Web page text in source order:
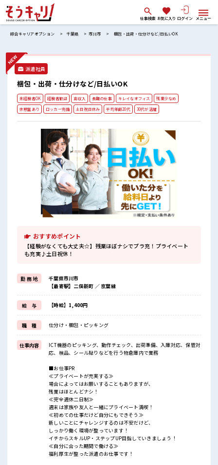
仕事検索 お気に入り ログイン メニュー
綜合キャリアオプション 千葉県 市川市 梱包・出荷・仕分けなど/日払いOK
派遣社員
梱包・出荷・仕分けなど/日払いOK
未経験者OK 経験者歓迎 高収入 長期の仕事 キレイなオフィス
残業少なめ
休憩室あり
ロッカー完備 土日祝日休み 平均年齢20代 30代が活躍
おすすめポイント
【経験がなくても大丈夫☆】残業ほぼナシでプラ充！プライベート
も充実♪土日祝休！
勤 務 地
千葉県市川市
【最寄駅】二俣新町 ／ 京葉線
給 与 【時給】1,400円
職 種 仕分け・梱包・ピッキング
仕事内容
ICT機器のピッキング、動作チェック、出荷準備、入庫対応、保管対
応、検品、シール貼りなどを行う物倉庫内で業務
■お仕事PR
≪プライベートが充実する≫
場合によってはお願いすることもありますが、
残業はほとんどナシ！
≪完全週休二日制≫
週末は家族や友人と一緒にプライベート満喫！
≪初めての仕事だけど自分にもできそう≫
新しいことにチャレンジするのは不安だけど、
しっかり働く環境が整っています！
イチからスキルUP・ステップUP目指していきましょう！
≪自分に合った期間で働ける≫
福利厚生が整った派遣のお仕事です！